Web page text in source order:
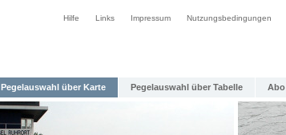
Hilfe Links Impressum Nutzungsbedingungen
Pegelauswahl über Karte Pegelauswahl über Tabelle Abo